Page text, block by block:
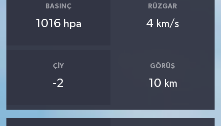
BASINÇ
1016 hpa
RÜZGAR
4 km/s
ÇIY
-2
GÖRÜŞ
10 km